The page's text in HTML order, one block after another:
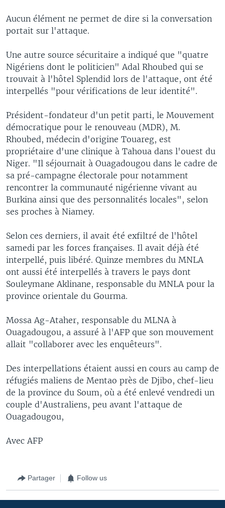
Aucun élément ne permet de dire si la conversation
portait sur l'attaque.
Une autre source sécuritaire a indiqué que "quatre
Nigériens dont le politicien" Adal Rhoubed qui se
trouvait à l'hôtel Splendid lors de l'attaque, ont été
interpellés "pour vérifications de leur identité".
Président-fondateur d'un petit parti, le Mouvement
démocratique pour le renouveau (MDR), M.
Rhoubed, médecin d'origine Touareg, est
propriétaire d'une clinique à Tahoua dans l'ouest du
Niger. "Il séjournait à Ouagadougou dans le cadre de
sa pré-campagne électorale pour notamment
rencontrer la communauté nigérienne vivant au
Burkina ainsi que des personnalités locales", selon
ses proches à Niamey.
Selon ces derniers, il avait été exfiltré de l'hôtel
samedi par les forces françaises. Il avait déjà été
interpellé, puis libéré. Quinze membres du MNLA
ont aussi été interpellés à travers le pays dont
Souleymane Aklinane, responsable du MNLA pour la
province orientale du Gourma.
Mossa Ag-Ataher, responsable du MLNA à
Ouagadougou, a assuré à l'AFP que son mouvement
allait "collaborer avec les enquêteurs".
Des interpellations étaient aussi en cours au camp de
réfugiés maliens de Mentao près de Djibo, chef-lieu
de la province du Soum, où a été enlevé vendredi un
couple d'Australiens, peu avant l'attaque de
Ouagadougou,
Avec AFP
Partager Follow us